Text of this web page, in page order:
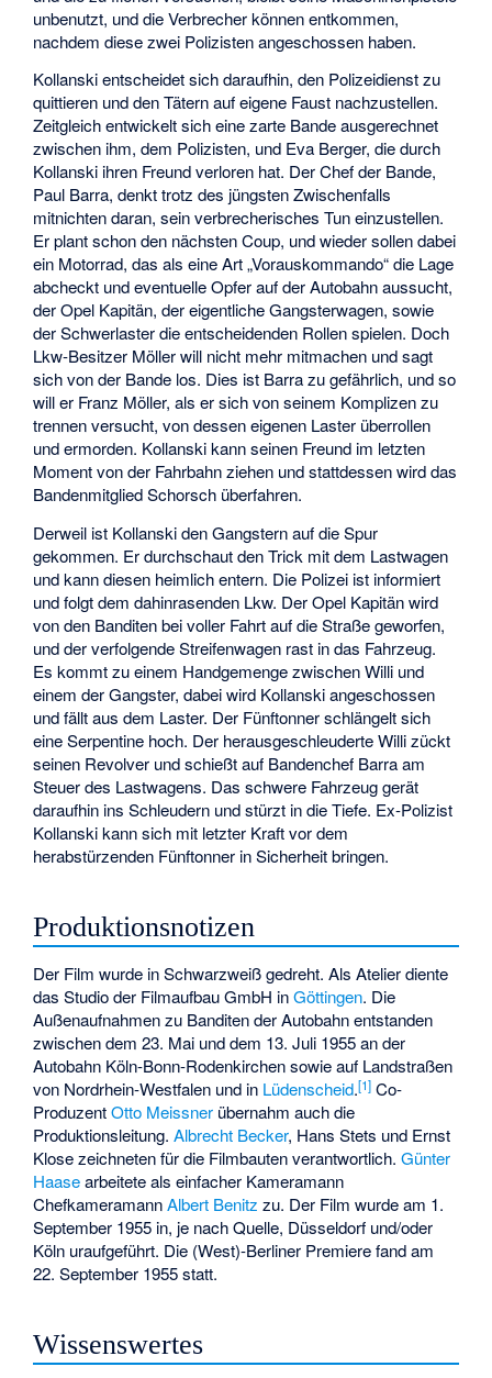
unbenutzt, und die Verbrecher können entkommen,
nachdem diese zwei Polizisten angeschossen haben.
Kollanski entscheidet sich daraufhin, den Polizeidienst zu
quittieren und den Tätern auf eigene Faust nachzustellen.
Zeitgleich entwickelt sich eine zarte Bande ausgerechnet
zwischen ihm, dem Polizisten, und Eva Berger, die durch
Kollanski ihren Freund verloren hat. Der Chef der Bande,
Paul Barra, denkt trotz des jüngsten Zwischenfalls
mitnichten daran, sein verbrecherisches Tun einzustellen.
Er plant schon den nächsten Coup, und wieder sollen dabei
ein Motorrad, das als eine Art „Vorauskommando“ die Lage
abcheckt und eventuelle Opfer auf der Autobahn aussucht,
der Opel Kapitän, der eigentliche Gangsterwagen, sowie
der Schwerlaster die entscheidenden Rollen spielen. Doch
Lkw-Besitzer Möller will nicht mehr mitmachen und sagt
sich von der Bande los. Dies ist Barra zu gefährlich, und so
will er Franz Möller, als er sich von seinem Komplizen zu
trennen versucht, von dessen eigenen Laster überrollen
und ermorden. Kollanski kann seinen Freund im letzten
Moment von der Fahrbahn ziehen und stattdessen wird das
Bandenmitglied Schorsch überfahren.
Derweil ist Kollanski den Gangstern auf die Spur
gekommen. Er durchschaut den Trick mit dem Lastwagen
und kann diesen heimlich entern. Die Polizei ist informiert
und folgt dem dahinrasenden Lkw. Der Opel Kapitän wird
von den Banditen bei voller Fahrt auf die Straße geworfen,
und der verfolgende Streifenwagen rast in das Fahrzeug.
Es kommt zu einem Handgemenge zwischen Willi und
einem der Gangster, dabei wird Kollanski angeschossen
und fällt aus dem Laster. Der Fünftonner schlängelt sich
eine Serpentine hoch. Der herausgeschleuderte Willi zückt
seinen Revolver und schießt auf Bandenchef Barra am
Steuer des Lastwagens. Das schwere Fahrzeug gerät
daraufhin ins Schleudern und stürzt in die Tiefe. Ex-Polizist
Kollanski kann sich mit letzter Kraft vor dem
herabstürzenden Fünftonner in Sicherheit bringen.
Produktionsnotizen
Der Film wurde in Schwarzweiß gedreht. Als Atelier diente
das Studio der Filmaufbau GmbH inGöttingen. Die
Außenaufnahmen zu Banditen der Autobahn entstanden
zwischen dem 23. Mai und dem 13. Juli 1955 an der
Autobahn Köln-Bonn-Rodenkirchen sowie auf Landstraßen
von Nordrhein-Westfalen und in Lüdenscheid.[1] Co-
ProduzentOtto Meissner übernahm auch die
Produktionsleitung.Albrecht Becker, Hans Stets und Ernst
Klosezeichneten für die Filmbauten verantwortlich.Günter
Haasearbeitete als einfacher Kameramann
ChefkameramannAlbert Benitz zu. Der Film wurde am 1.
September 1955 in, je nach Quelle, Düsseldorf und/oder
Köln uraufgeführt. Die (West)-Berliner Premiere fand am
22. September 1955 statt.
Wissenswertes